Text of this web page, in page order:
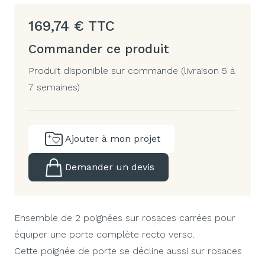
169,74 € TTC
Commander ce produit
Produit disponible sur commande (livraison 5 à
7 semaines)
Ajouter à mon projet
Demander un devis
Ensemble de 2 poignées sur rosaces carrées pour
équiper une porte complète recto verso.
Cette poignée de porte se décline aussi sur rosaces